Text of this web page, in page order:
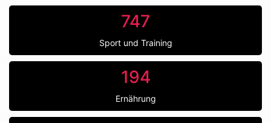
747
Sport und Training
194
Ernährung